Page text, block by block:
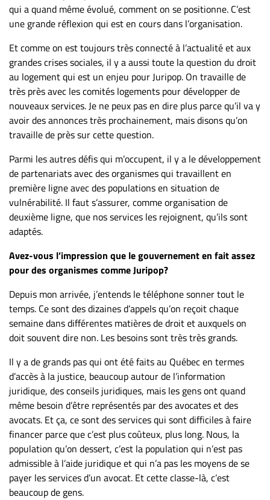
qui a quand même évolué, comment on se positionne. C’est
une grande réflexion qui est en cours dans l’organisation.
Et comme on est toujours très connecté à l’actualité et aux
grandes crises sociales, il y a aussi toute la question du droit
au logement qui est un enjeu pour Juripop. On travaille de
très près avec les comités logements pour développer de
nouveaux services. Je ne peux pas en dire plus parce qu’il va y
avoir des annonces très prochainement, mais disons qu’on
travaille de près sur cette question.
Parmi les autres défis qui m’occupent, il y a le développement
de partenariats avec des organismes qui travaillent en
première ligne avec des populations en situation de
vulnérabilité. Il faut s’assurer, comme organisation de
deuxième ligne, que nos services les rejoignent, qu’ils sont
adaptés.
Avez-vous l’impression que le gouvernement en fait assez
pour des organismes comme Juripop?
Depuis mon arrivée, j’entends le téléphone sonner tout le
temps. Ce sont des dizaines d’appels qu’on reçoit chaque
semaine dans différentes matières de droit et auxquels on
doit souvent dire non. Les besoins sont très très grands.
Il y a de grands pas qui ont été faits au Québec en termes
d’accès à la justice, beaucoup autour de l’information
juridique, des conseils juridiques, mais les gens ont quand
même besoin d’être représentés par des avocates et des
avocats. Et ça, ce sont des services qui sont difficiles à faire
financer parce que c’est plus coûteux, plus long. Nous, la
population qu’on dessert, c’est la population qui n’est pas
admissible à l’aide juridique et qui n’a pas les moyens de se
payer les services d’un avocat. Et cette classe-là, c’est
beaucoup de gens.